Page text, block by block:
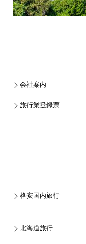
会社案内
旅行業登録票
格安国内旅行
北海道旅行